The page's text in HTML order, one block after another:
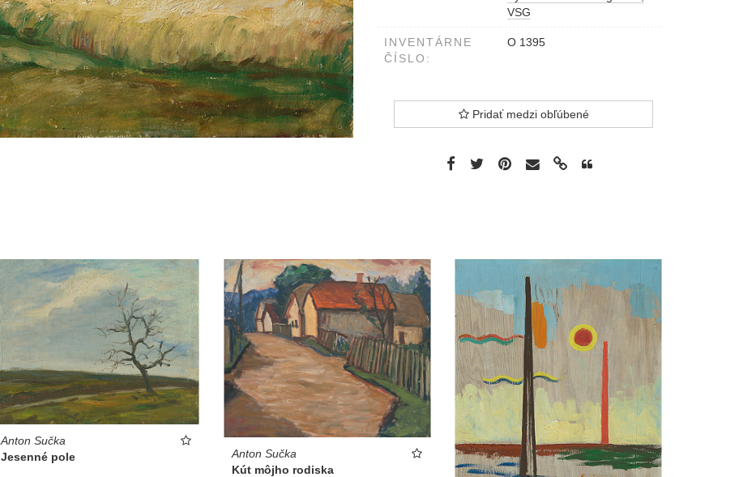
VSG
INVENTÁRNE
ČÍSLO:
O 1395
Pridať medzi obľúbené
Anton Sučka
Jesenné pole
Anton Sučka
Kút môjho rodiska